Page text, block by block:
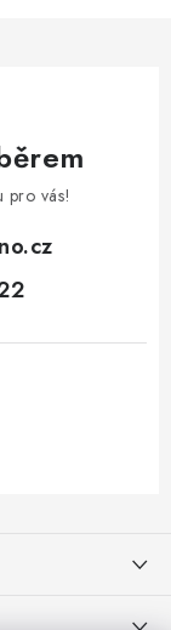
pro vás!